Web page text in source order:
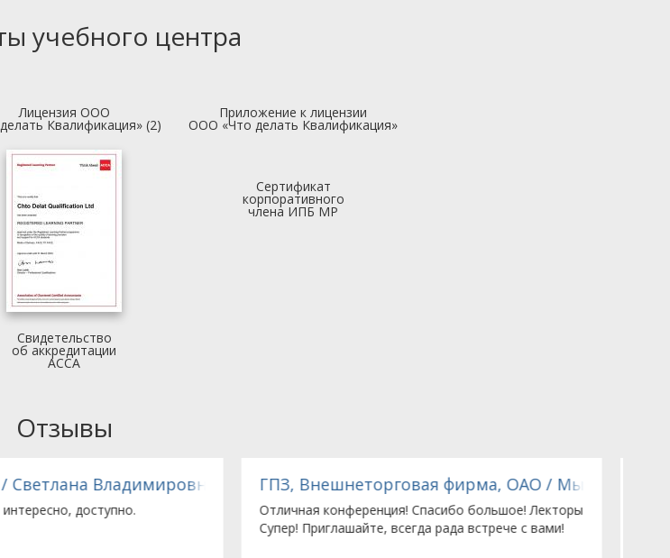
учебного центра
Лицензия ООО
Квалификация» (2)
Приложение к лицензии
ООО «Что делать Квалификация»
Свидетельство
об аккредитации
АССА
Сертификат
корпоративного
члена ИПБ МР
Отзывы
фирма, ОАО / Мысова Ольга Александровна
Спасибо большое! Лекторы
Саморегулируемая организация оценщиков
Очень понравилось, как лектор преподнес
информационный материал.